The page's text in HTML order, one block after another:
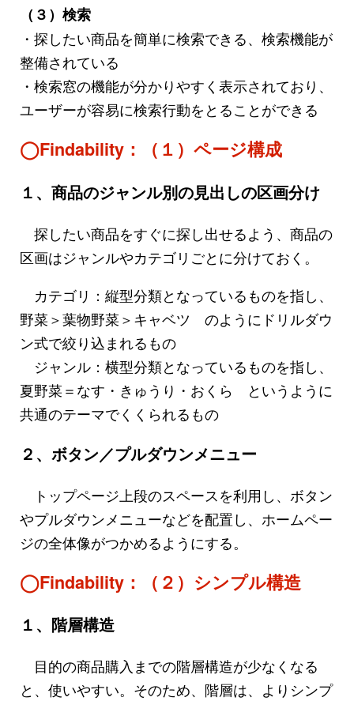
（３）検索
・探したい商品を簡単に検索できる、検索機能が
整備されている
・検索窓の機能が分かりやすく表示されており、
ユーザーが容易に検索行動をとることができる
◯Findability：（１）ページ構成
１、商品のジャンル別の見出しの区画分け
探したい商品をすぐに探し出せるよう、商品の
区画はジャンルやカテゴリごとに分けておく。
カテゴリ：縦型分類となっているものを指し、
野菜＞葉物野菜＞キャベツ のようにドリルダウ
ン式で絞り込まれるもの
ジャンル：横型分類となっているものを指し、
夏野菜＝なす・きゅうり・おくら というように
共通のテーマでくくられるもの
２、ボタン／プルダウンメニュー
トップページ上段のスペースを利用し、ボタン
やプルダウンメニューなどを配置し、ホームペー
ジの全体像がつかめるようにする。
◯Findability：（２）シンプル構造
１、階層構造
目的の商品購入までの階層構造が少なくなる
と、使いやすい。そのため、階層は、よりシンプ